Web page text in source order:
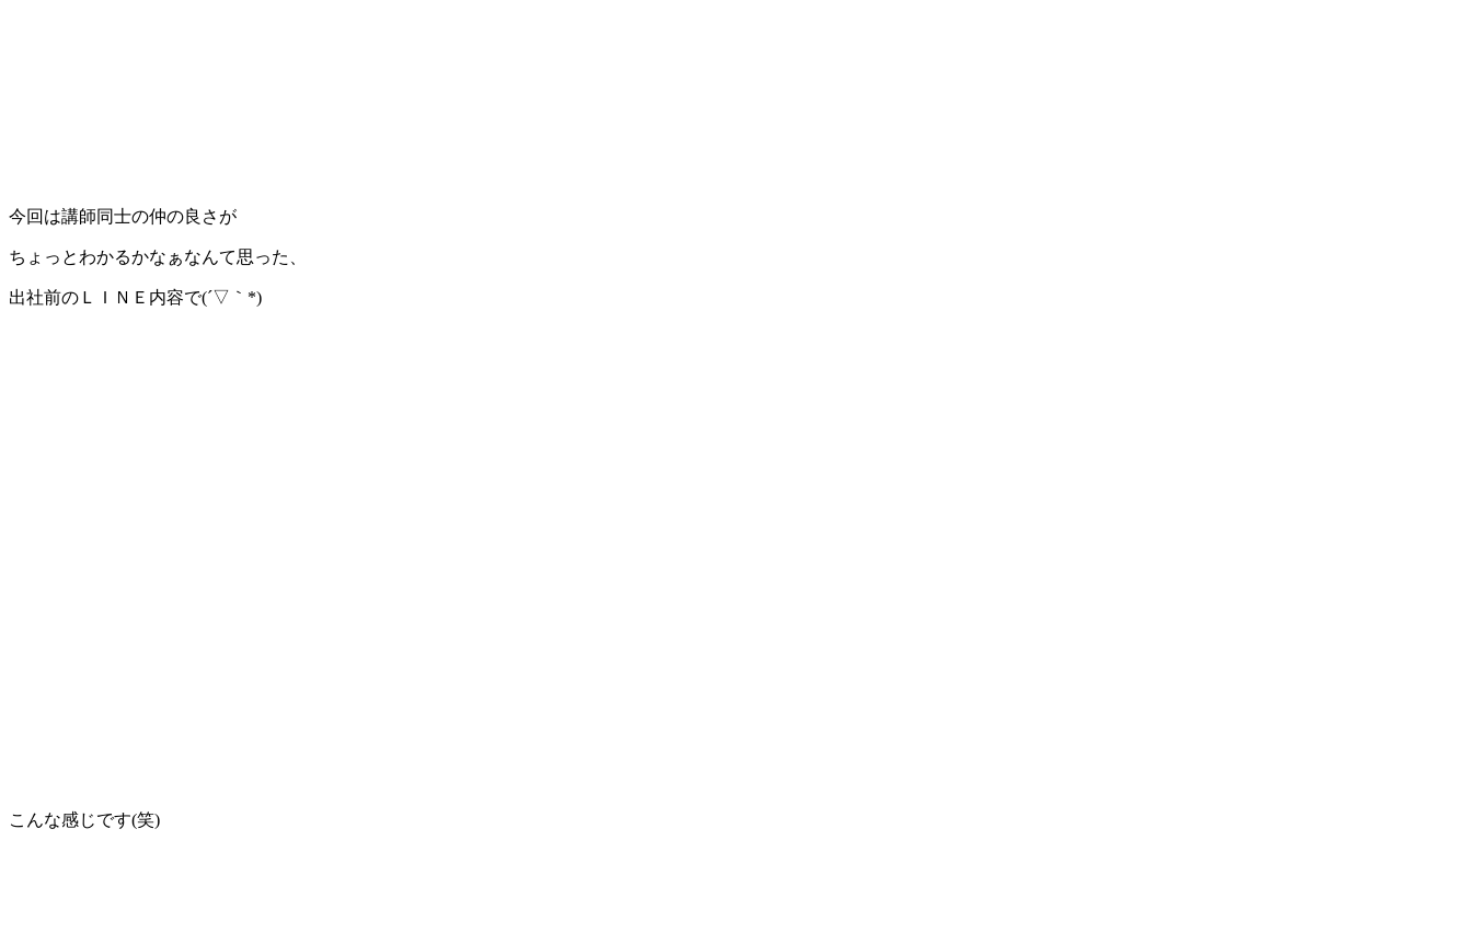
今回は講師同士の仲の良さが
ちょっとわかるかなぁなんて思った、
出社前のＬＩＮＥ内容で(´▽｀*)
こんな感じです(笑)